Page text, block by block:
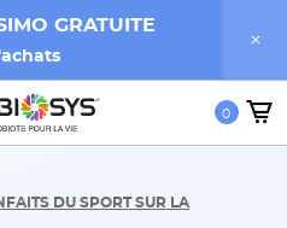
GRATUITE
0
DU SPORT SUR LA